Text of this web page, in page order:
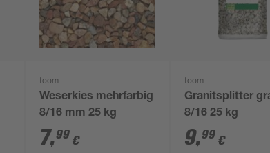
toom
Weserkies mehrfarbig
8/16 mm 25 kg
7,99 €
toom
Granitsplitter
8/16 25 kg
9,99 €